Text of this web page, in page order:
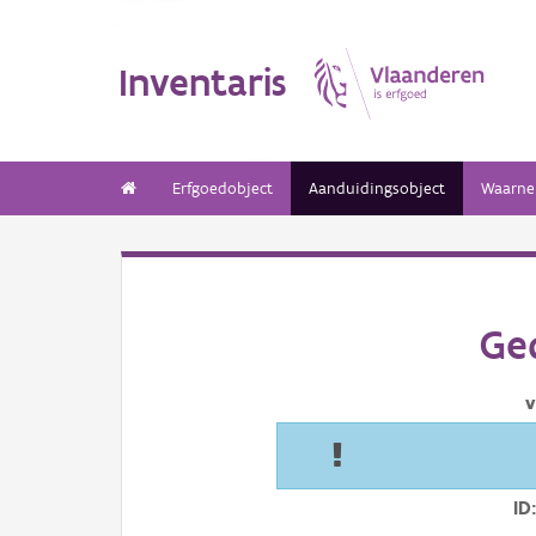
Inventaris
Erfgoedobject Aanduidingsobject
ID